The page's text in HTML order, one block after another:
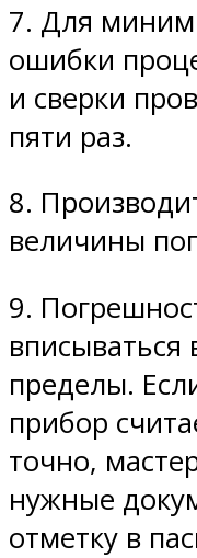
7. Для
ошибки
и сверки
пяти раз.
8.
величины
9.
пределы.
прибор
точно,
нужные
отметку в